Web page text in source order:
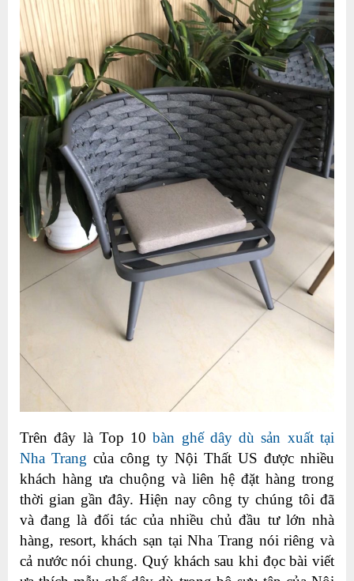
Trên đây là Top 10bàn ghế dây dù sản xuất tại
Nha Trang của công ty Nội Thất US được nhiều
khách hàng ưa chuộng và liên hệ đặt hàng trong
thời gian gần đây. Hiện nay công ty chúng tôi đã
và đang là đối tác của nhiều chủ đầu tư lớn nhà
hàng, resort, khách sạn tại Nha Trang nói riêng và
cả nước nói chung. Quý khách sau khi đọc bài viết